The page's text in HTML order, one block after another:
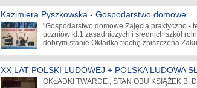
Kazimiera Pyszkowska - Gospodarstwo domowe
"Gospodarstwo domowe.Zajęcia praktyczno -
uczniów kl.1 zasadniczych i średnich szkół
dobrym stanie.Okładka trochę
XX LAT POLSKI LUDOWEJ + POLSKA LUDOWA
OKŁADKI TWARDE , STAN OBU KSIĄŻEK B.